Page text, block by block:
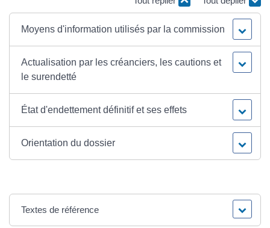
Moyens d'information utilisés par la commission
Actualisation par les créanciers, les cautions et
le surendetté
État d'endettement définitif et ses effets
Orientation du dossier
Textes de référence